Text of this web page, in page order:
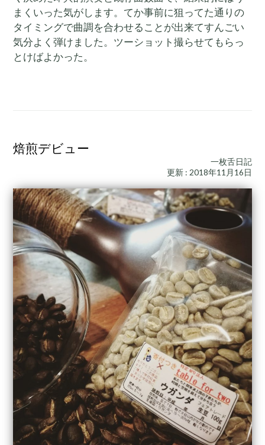
まくいった気がします。てか事前に狙ってた通りの
タイミングで曲調を合わせることが出来てすんごい
気分よく弾けました。ツーショット撮らせてもらっ
とけばよかった。
焙煎デビュー
一枚舌日記
更新 : 2018年11月16日